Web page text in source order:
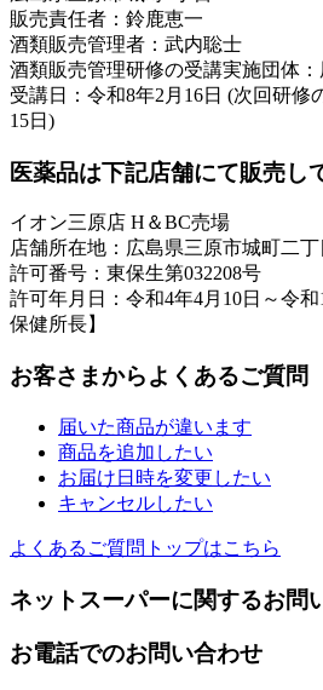
販売責任者：鈴鹿恵一
酒類販売管理者：武内聡士
酒類販売管理研修の受講実施団体
受講日：令和8年2月16日 (次回研修
15日)
医薬品は下記店舗にて販売し
イオン三原店 H＆BC売場
店舗所在地：広島県三原市城町二丁
許可番号：東保生第032208号
許可年月日：令和4年4月10日～令
保健所長】
お客さまからよくあるご質問
届いた商品が違います
商品を追加したい
お届け日時を変更したい
キャンセルしたい
よくあるご質問トップはこちら
ネットスーパーに関するお問
お電話でのお問い合わせ